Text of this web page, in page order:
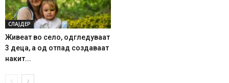
СЛАЈДЕР
Живеат во село, одгледуваат
3 деца, а од отпад создаваат
накит...